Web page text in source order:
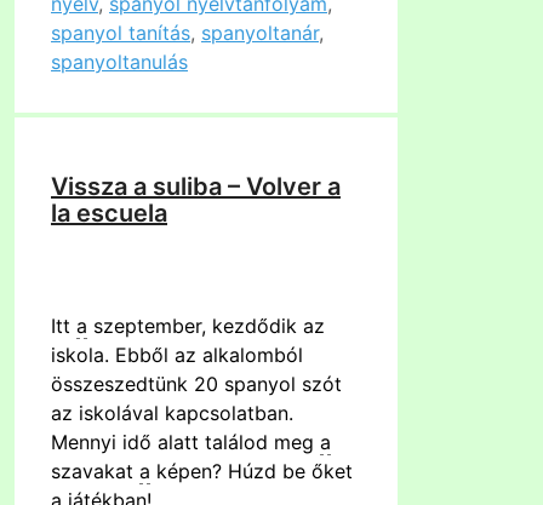
spanyol tanítás, spanyoltanár,
spanyoltanulás
Vissza a suliba – Volver a
la escuela
Itt a szeptember, kezdődik az
iskola. Ebből az alkalomból
összeszedtünk 20 spanyol szót
az iskolával kapcsolatban.
Mennyi idő alatt találod meg a
szavakat a képen? Húzd be őket